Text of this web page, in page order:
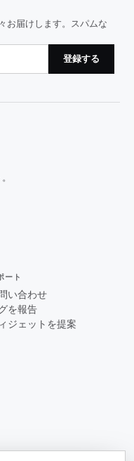
お届けします。スパムな
登録する
ート
い合わせ
を報告
ジェットを提案